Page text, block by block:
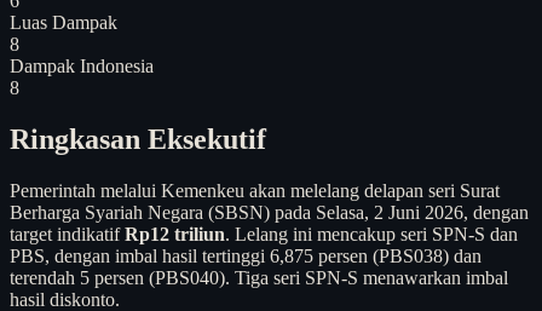
Luas Dampak
8
Dampak Indonesia
8
Ringkasan Eksekutif
Pemerintah melalui Kemenkeu akan melelang delapan seri Surat
Berharga Syariah Negara (SBSN) pada Selasa, 2 Juni 2026, dengan
target indikatifRp12 triliun. Lelang ini mencakup seri SPN-S dan
PBS, dengan imbal hasil tertinggi 6,875 persen (PBS038) dan
terendah 5 persen (PBS040). Tiga seri SPN-S menawarkan imbal
hasil diskonto.